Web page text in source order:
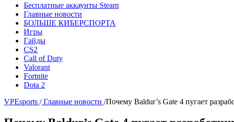
Бесплатные аккаунты Steam
Главные новости
БОЛЬШЕ КИБЕРСПОРТА
Игры
Гайды
CS2
Call of Duty
Valorant
Fortnite
Dota 2
VPEsports / Главные новости /Почему Baldur’s Gate 4 пугает